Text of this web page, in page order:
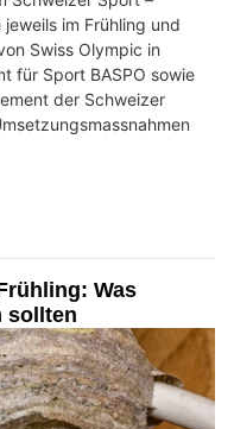
im Frühling und
Swiss Olympic in
für Sport BASPO sowie
der Schweizer
Was
sollten